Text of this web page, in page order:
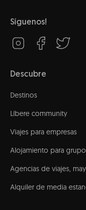
Síguenos!
Descubre
Destinos
Líbere community
Viajes para empresas
Alojamiento para
Agencias de viajes,
Alquiler de media